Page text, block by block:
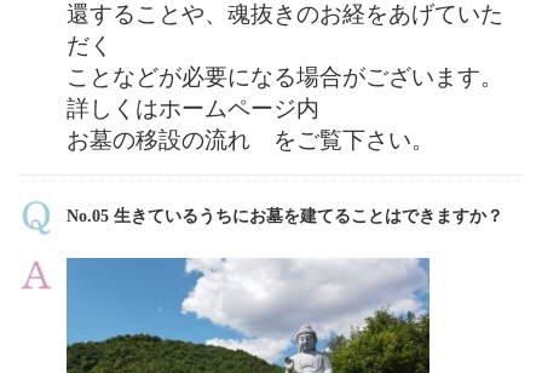
還することや、魂抜きのお経をあげていた
だく
ことなどが必要になる場合がございます。
詳しくはホームページ内
お墓の移設の流れ をご覧下さい。
No.05 生きているうちにお墓を建てることはできますか？